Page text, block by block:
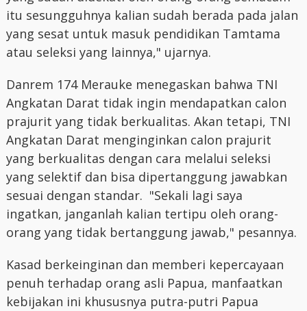
itu sesungguhnya kalian sudah berada pada jalan
yang sesat untuk masuk pendidikan Tamtama
atau seleksi yang lainnya," ujarnya.
Danrem 174 Merauke menegaskan bahwa TNI
Angkatan Darat tidak ingin mendapatkan calon
prajurit yang tidak berkualitas. Akan tetapi, TNI
Angkatan Darat menginginkan calon prajurit
yang berkualitas dengan cara melalui seleksi
yang selektif dan bisa dipertanggung jawabkan
sesuai dengan standar. "Sekali lagi saya
ingatkan, janganlah kalian tertipu oleh orang-
orang yang tidak bertanggung jawab," pesannya.
Kasad berkeinginan dan memberi kepercayaan
penuh terhadap orang asli Papua, manfaatkan
kebijakan ini khususnya putra-putri Papua